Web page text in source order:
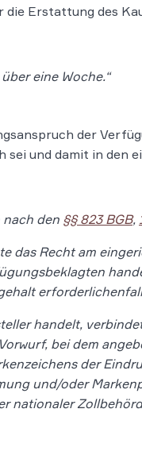
Erstattung des
eine Woche.“
der
und damit in den
den §§ 823 BGB,
das Recht am
handelt,
bei dem
der
und/oder